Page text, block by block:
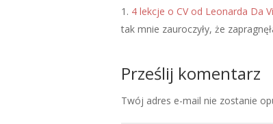
4 lekcje o CV od Leonarda Da
tak mnie zauroczyły, że
Prześlij komentarz
Twój adres e-mail nie zostanie